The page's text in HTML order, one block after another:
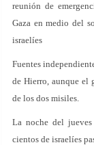
reunión de
Gaza en medio del
israelíes
Fuentes
de Hierro, aunque el
de los dos misiles.
La noche del
cientos de israelíes